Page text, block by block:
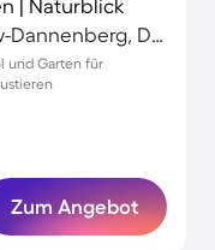
| Naturblick
Dannenberg (Elbe), Lüchow-Dannenberg, Deutschland
und Garten für
Zum Angebot